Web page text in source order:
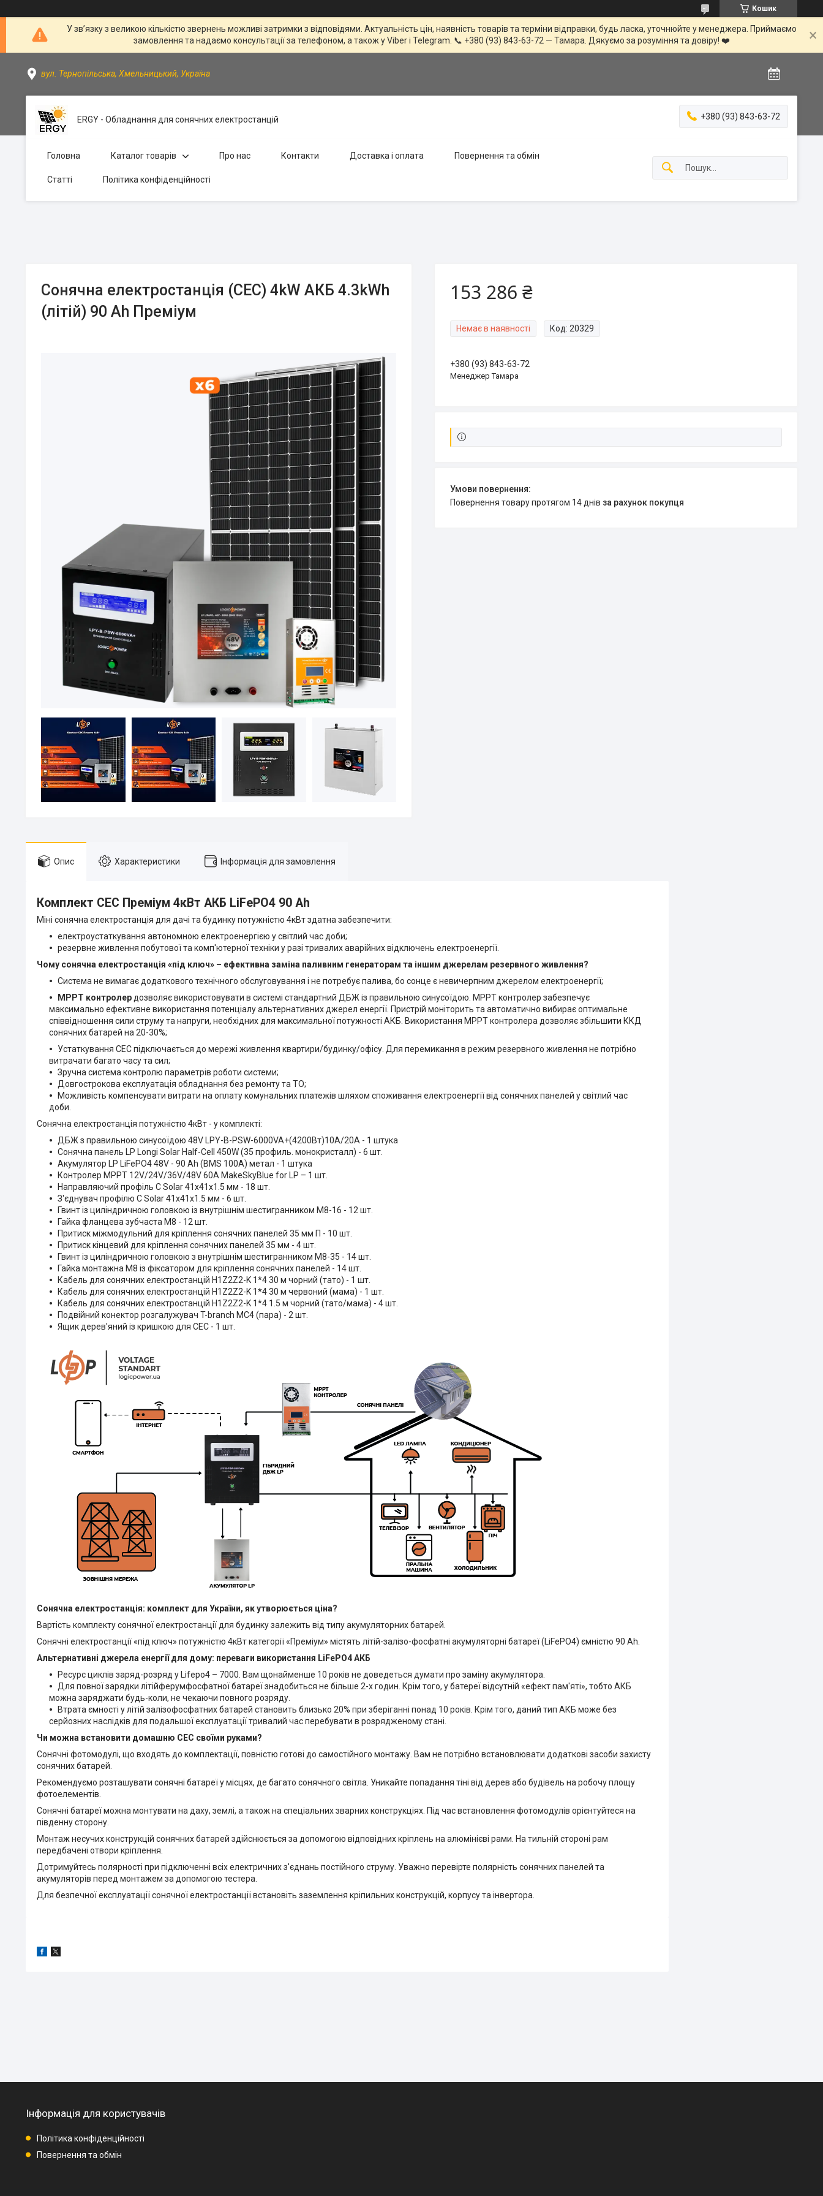
Кошик
У зв’язку з великою кількістю звернень можливі затримки з відповідями. Актуальність цін, наявність товарів та терміни відправки, будь ласка, уточнюйте у менеджера. Приймаємо
замовлення та надаємо консультації за телефоном, а також у Viber і Telegram. 📞 +380 (93) 843-63-72 — Тамара. Дякуємо за розуміння та довіру! ❤️
вул. Тернопільська, Хмельницький, Україна
ERGY - Обладнання для сонячних електростанцій +380 (93) 843-63-72
Головна Каталог товарів Про нас Контакти Доставка і оплата Повернення та обмін
Статті Політика конфіденційності
Сонячна електростанція (СЕС) 4kW АКБ 4.3kWh
(літій) 90 Ah Преміум
153 286 ₴
Немає в наявності Код: 20329
+380 (93) 843-63-72
Менеджер Тамара
повернення товару протягом 14 днів за рахунок покупця
Опис Характеристики Інформація для замовлення
Комплект СЕС Преміум 4кВт АКБ LiFePO4 90 Ah
Міні сонячна електростанція для дачі та будинку потужністю 4кВт здатна забезпечити:
електроустаткування автономною електроенергією у світлий час доби;
резервне живлення побутової та комп'ютерної техніки у разі тривалих аварійних відключень електроенергії.
Чому сонячна електростанція «під ключ» – ефективна заміна паливним генераторам та іншим джерелам резервного живлення?
Система не вимагає додаткового технічного обслуговування і не потребує палива, бо сонце є невичерпним джерелом електроенергії;
MPPT контролердозволяє використовувати в системі стандартний ДБЖ із правильною синусоїдою. МРРТ контролер забезпечує
максимально ефективне використання потенціалу альтернативних джерел енергії. Пристрій моніторить та автоматично вибирає оптимальне
співвідношення сили струму та напруги, необхідних для максимальної потужності АКБ. Використання МРРТ контролера дозволяє збільшити ККД
сонячних батарей на 20-30%;
Устаткування СЕС підключається до мережі живлення квартири/будинку/офісу. Для перемикання в режим резервного живлення не потрібно
витрачати багато часу та сил;
Зручна система контролю параметрів роботи системи;
Довгострокова експлуатація обладнання без ремонту та ТО;
Можливість компенсувати витрати на оплату комунальних платежів шляхом споживання електроенергії від сонячних панелей у світлий час
доби.
Сонячна електростанція потужністю 4кВт - у комплекті:
ДБЖ з правильною синусоїдою 48V LPY-B-PSW-6000VA+(4200Вт)10A/20A - 1 штука
Сонячна панель LP Longi Solar Half-Cell 450W (35 профиль. монокристалл) - 6 шт.
Акумулятор LP LiFePO4 48V - 90 Ah (BMS 100A) метал - 1 штука
Контролер MPPT 12V/24V/36V/48V 60А MakeSkyBlue for LP – 1 шт.
Направляючий профіль С Solar 41х41х1.5 мм - 18 шт.
З'єднувач профілю С Solar 41х41х1.5 мм - 6 шт.
Гвинт із циліндричною головкою із внутрішнім шестигранником M8-16 - 12 шт.
Гайка фланцева зубчаста М8 - 12 шт.
Притиск міжмодульний для кріплення сонячних панелей 35 мм П - 10 шт.
Притиск кінцевий для кріплення сонячних панелей 35 мм - 4 шт.
Гвинт із циліндричною головкою з внутрішнім шестигранником M8-35 - 14 шт.
Гайка монтажна М8 із фіксатором для кріплення сонячних панелей - 14 шт.
Кабель для сонячних електростанцій H1Z2Z2-K 1*4 30 м чорний (тато) - 1 шт.
Кабель для сонячних електростанцій H1Z2Z2-K 1*4 30 м червоний (мама) - 1 шт.
Кабель для сонячних електростанцій H1Z2Z2-K 1*4 1.5 м чорний (тато/мама) - 4 шт.
Подвійний конектор розгалужувач T-branch MC4 (пара) - 2 шт.
Ящик дерев'яний із кришкою для СЕС - 1 шт.
Сонячна електростанція: комплект для України, як утворюється ціна?
Вартість комплекту сонячної електростанції для будинку залежить від типу акумуляторних батарей.
Сонячні електростанції «під ключ» потужністю 4кВт категорії «Преміум» містять літій-залізо-фосфатні акумуляторні батареї (LiFePO4) ємністю 90 Ah.
Альтернативні джерела енергії для дому: переваги використання LiFePO4 АКБ
Ресурс циклів заряд-розряд у Lifepo4 – 7000. Вам щонайменше 10 років не доведеться думати про заміну акумулятора.
Для повної зарядки літійферумфосфатної батареї знадобиться не більше 2-х годин. Крім того, у батереї відсутній «ефект пам'яті», тобто АКБ
можна заряджати будь-коли, не чекаючи повного розряду.
Втрата ємності у літій залізофосфатних батарей становить близько 20% при зберіганні понад 10 років. Крім того, даний тип АКБ може без
серйозних наслідків для подальшої експлуатації тривалий час перебувати в розрядженому стані.
Чи можна встановити домашню СЕС своїми руками?
Сонячні фотомодулі, що входять до комплектації, повністю готові до самостійного монтажу. Вам не потрібно встановлювати додаткові засоби захисту
сонячних батарей.
Рекомендуємо розташувати сонячні батареї у місцях, де багато сонячного світла. Уникайте попадання тіні від дерев або будівель на робочу площу
фотоелементів.
Сонячні батареї можна монтувати на даху, землі, а також на спеціальних зварних конструкціях. Під час встановлення фотомодулів орієнтуйтеся на
південну сторону.
Монтаж несучих конструкцій сонячних батарей здійснюється за допомогою відповідних кріплень на алюмінієві рами. На тильній стороні рам
передбачені отвори кріплення.
Дотримуйтесь полярності при підключенні всіх електричних з'єднань постійного струму. Уважно перевірте полярність сонячних панелей та
акумуляторів перед монтажем за допомогою тестера.
Для безпечної експлуатації сонячної електростанції встановіть заземлення кріпильних конструкцій, корпусу та інвертора.
Інформація для користувачів
Політика конфіденційності
Повернення та обмін